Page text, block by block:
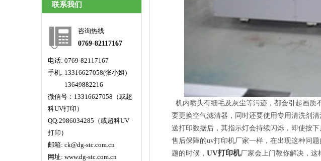
联系我们
咨询热线
0769-82117167
电话: 0769-82117167
手机: 13316627058(张小姐)
13649882216
微信号：13316627058（或超
科UV打印）
QQ:2986034285（或超科UV
打印）
邮箱: ck@dg-stc.com.cn
网址: www.dg-stc.com.cn
机内喷头有细毛及灰尘等污迹，都会引起画质
要更换空气滤清器，同时还要使用专用清洗剂
送打印数据后，其指示灯会持续闪烁，即使按
售后保障的uv打印机厂家一样，在出现这种问
题的时候，UV打印机厂家会上门教你解决，这